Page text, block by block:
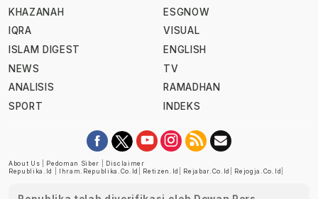
KHAZANAH
IQRA
ISLAM DIGEST
NEWS
ANALISIS
SPORT
ESGNOW
VISUAL
ENGLISH
TV
RAMADHAN
INDEKS
About Us Pedoman Siber
Disclaimer
Republika.id
Ihram.republika.co.id Retizen.id Rejabar.co.id Rejogja.co.id